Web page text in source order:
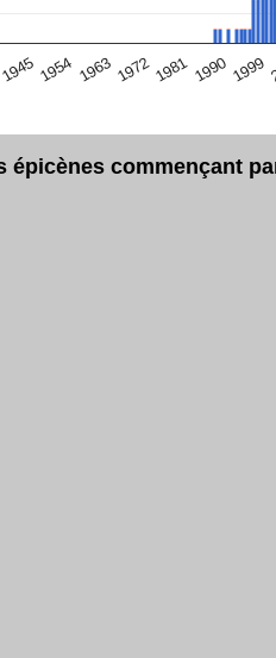
1945 1954 1963 19721981 1990 1999
avec le navigateur
épicènes commençant